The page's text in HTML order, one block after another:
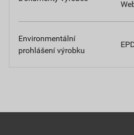
Environmentální
prohlášení výrobku